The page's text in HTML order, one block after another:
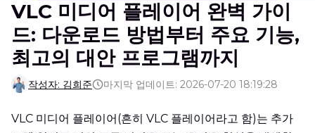
VLC 미디어 플레이어 완벽 가이
드: 다운로드 방법부터 주요 기능,
최고의 대안 프로그램까지
작성자: 김희준 마지막 업데이트: 2026-07-20 18:19:28
VLC 미디어 플레이어(흔히 VLC 플레이어라고 함)는 추가